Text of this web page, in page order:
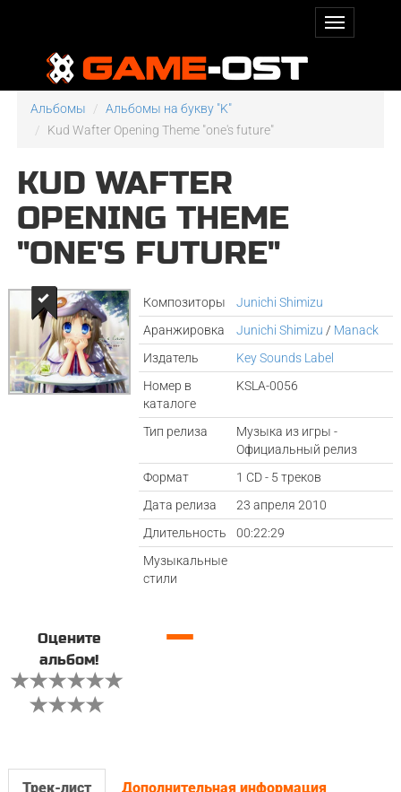
Альбомы
Альбомы на букву "K"
Kud Wafter Opening Theme "one's future"
KUD WAFTER
OPENING THEME
"ONE'S FUTURE"
Композиторы
Junichi Shimizu
Аранжировка
Junichi Shimizu / Manack
Издатель
Key Sounds Label
Номер в
каталоге
KSLA-0056
Тип релиза
Музыка из игры -
Официальный релиз
Формат
1 CD - 5 треков
Дата релиза
23 апреля 2010
Длительность
00:22:29
Музыкальные
стили
Оцените
альбом!
—
Трек-лист Дополнительная информация